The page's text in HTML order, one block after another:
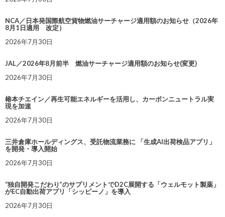
NCA／日本発国際航空貨物燃油サーチャージ適用額のお知らせ（2026年
8月1日適用 改定）
2026年7月30日
JAL／2026年8月前半 燃油サーチャージ適用額のお知らせ(変更)
2026年7月30日
椿本チエイン／再生可能エネルギーを活用し、カーボンニュートラル実
現を加速
2026年7月30日
三井倉庫ホールディングス、受託物流業務に 「生成AI出荷検品アプリ」
を開発・導入開始
2026年7月30日
“独自開発こだわり”のサプリメントでD2C展開する「ウェルモット製薬」
がEC自動出荷アプリ「シッピーノ」を導入
2026年7月30日